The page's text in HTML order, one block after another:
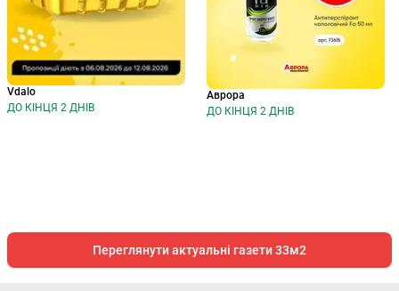
Vdalo
ДО КІНЦЯ 2 ДНІВ
Аврора
ДО КІНЦЯ 2 ДНІВ
Переглянути актуальні газети 33м2